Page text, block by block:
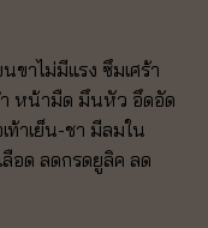
ขาไม่มีแรง ซึมเศร้า
หน้ามืด มึนหัว อึดอัด
าเย็น-ชา มีลมใน
ลือด ลดกรดยูลิค ลด